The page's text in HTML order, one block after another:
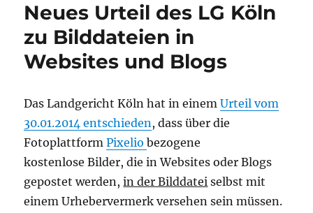
Commons
Folge
20
Neues Urteil des LG Köln
zu Bilddateien in
Websites und Blogs
Das Landgericht Köln hat in einemUrteil vom
30.01.2014 entschieden, dass über die
FotoplattformPixeliobezogene
kostenlose Bilder, die in Websites oder Blogs
gepostet werden,in der Bilddatei selbst mit
einem Urhebervermerk versehen sein müssen.